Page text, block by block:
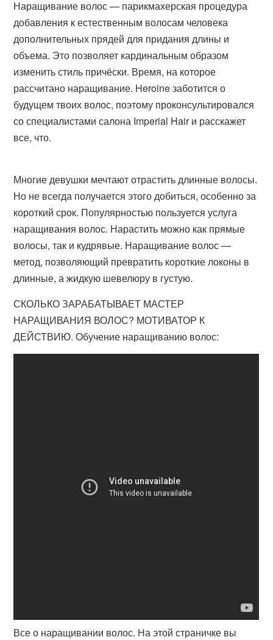
Наращивание волос — парикмахерская процедура
добавления к естественным волосам человека
дополнительных прядей для придания длины и
объема. Это позволяет кардинальным образом
изменить стиль причёски. Время, на которое
рассчитано наращивание. Heroine заботится о
будущем твоих волос, поэтому проконсультировался
со специалистами салона Imperial Hair и расскажет
все, что.
Многие девушки мечтают отрастить длинные волосы.
Но не всегда получается этого добиться, особенно за
короткий срок. Популярностью пользуется услуга
наращивания волос. Нарастить можно как прямые
волосы, так и кудрявые. Наращивание волос —
метод, позволяющий превратить короткие локоны в
длинные, а жидкую шевелюру в густую.
СКОЛЬКО ЗАРАБАТЫВАЕТ МАСТЕР
НАРАЩИВАНИЯ ВОЛОС? МОТИВАТОР К
ДЕЙСТВИЮ. Обучение наращиванию волос:
Все о наращивании волос. На этой страничке вы